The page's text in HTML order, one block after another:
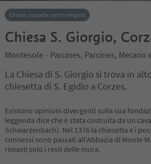
Chiese, cappelle, centri religiosi
Chiesa S. Giorgio,
Montesole - Parcines, Parcines, Merano
La Chiesa di S. Giorgio si trova in
chiesetta di S. Egidio a Corzes.
Esistono opinioni divergenti sulla sua
leggenda dice che è stata costruita da un
Schwarzenbach). Nel 1376 la chiesetta e i
connessi sono passati all'Abbazia di Monte
rimasti solo i resti delle mura.